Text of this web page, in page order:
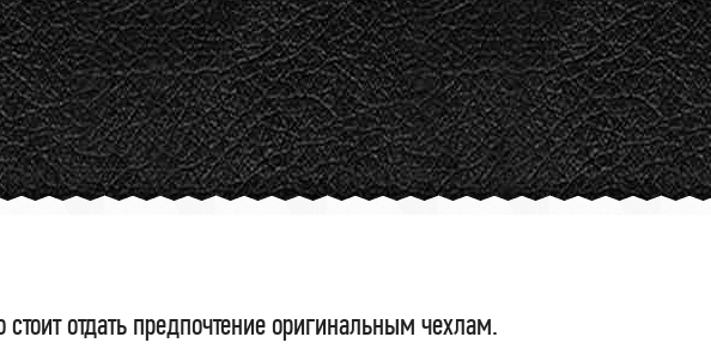
отдать предпочтение оригинальным чехлам.